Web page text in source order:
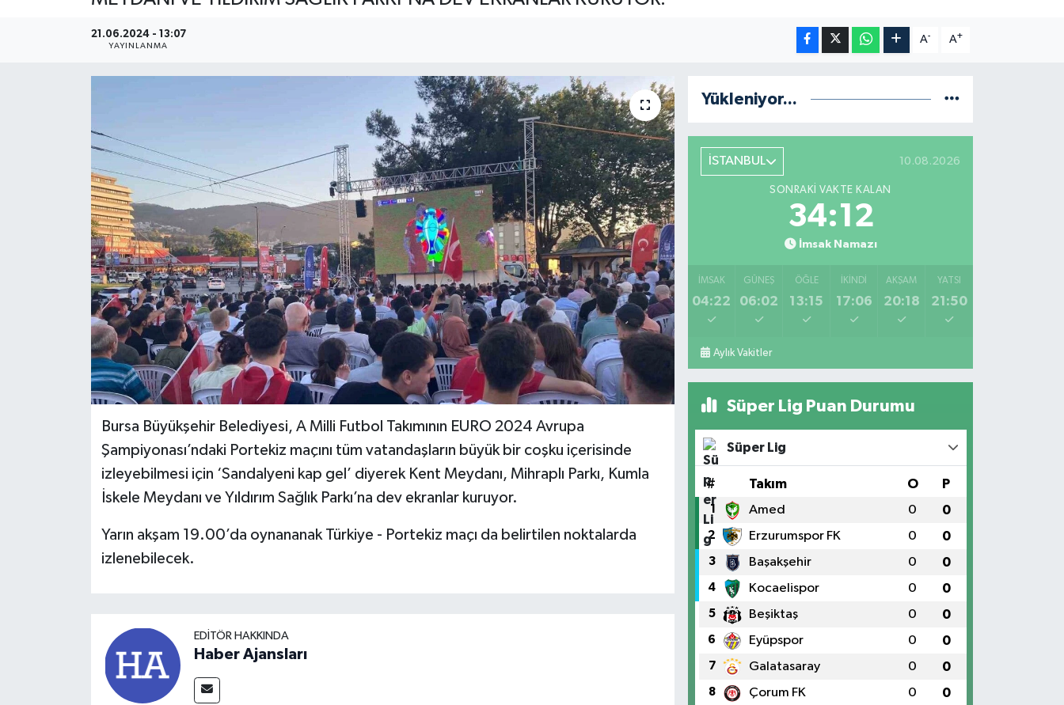
21.06.2024 - 13:07
YAYINLANMA
A- A+
Bursa Büyükşehir Belediyesi, A Milli Futbol Takımının EURO 2024 Avrupa
Şampiyonası’ndaki Portekiz maçını tüm vatandaşların büyük bir coşku içerisinde
izleyebilmesi için ‘Sandalyeni kap gel’ diyerek Kent Meydanı, Mihraplı Parkı, Kumla
İskele Meydanı ve Yıldırım Sağlık Parkı’na dev ekranlar kuruyor.
Yarın akşam 19.00’da oynananak Türkiye - Portekiz maçı da belirtilen noktalarda
izlenebilecek.
EDITÖR HAKKINDA
Haber Ajansları
Yükleniyor...
İSTANBUL 10.08.2026
SONRAKI VAKTE KALAN
34:11
İmsak Namazı
İMSAK
04:22
GÜNEŞ
06:02
ÖĞLE
13:15
İKINDI
17:06
AKŞAM
20:18
YATSI
21:50
Aylık Vakitler
Süper Lig Puan Durumu
Süper Lig
# Takım O P
1 Amed 0 0
2 Erzurumspor FK 0 0
3 Başakşehir 0 0
4 Kocaelispor 0 0
5 Beşiktaş 0 0
6 Eyüpspor 0 0
7 Galatasaray 0 0
8 Çorum FK 0 0